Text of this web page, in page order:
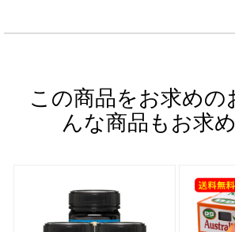
この商品をお求めの
んな商品もお求め